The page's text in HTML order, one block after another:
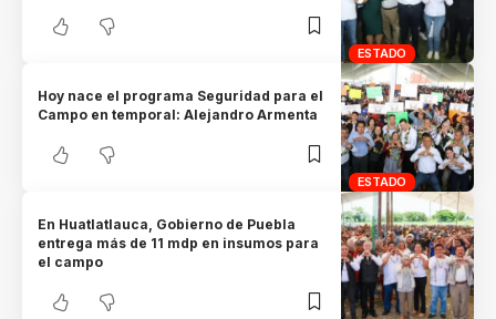
ESTADO
ESTADO
Hoy nace el programa Seguridad para el
Campo en temporal: Alejandro Armenta
En Huatlatlauca, Gobierno de Puebla
entrega más de 11 mdp en insumos para
el campo